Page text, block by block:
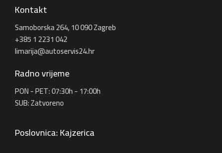
Kontakt
Samoborska 264, 10 090 Zagreb
+385 1 2231 042
limarija@autoservis24.hr
Radno vrijeme
PON - PET: 07:30h - 17:00h
SUB: Zatvoreno
Poslovnica: Kajzerica